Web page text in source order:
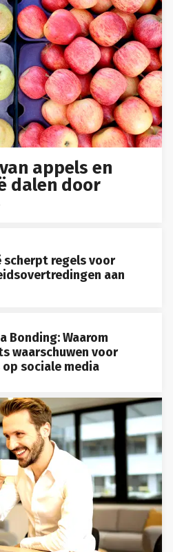
appels en
dalen door
scherpt regels voor
aan
Bonding: Waarom
waarschuwen voor
sociale media